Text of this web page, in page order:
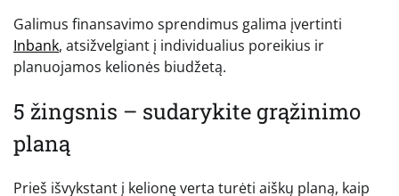
Galimus finansavimo sprendimus galima įvertinti
Inbank, atsižvelgiant į individualius poreikius ir
planuojamos kelionės biudžetą.
5 žingsnis – sudarykite grąžinimo
planą
Prieš išvykstant į kelionę verta turėti aiškų planą, kaip